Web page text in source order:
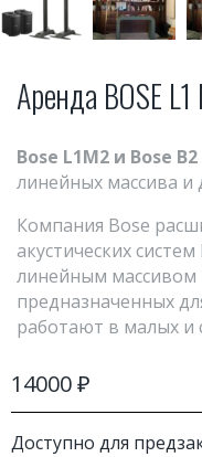
Аренда BOSE L1
Bose L1M2 и Bose B2
линейных массива
Компания Bose
акустических
линейным массивом
предназначенных
работают в малых и
14000₽
Доступно для